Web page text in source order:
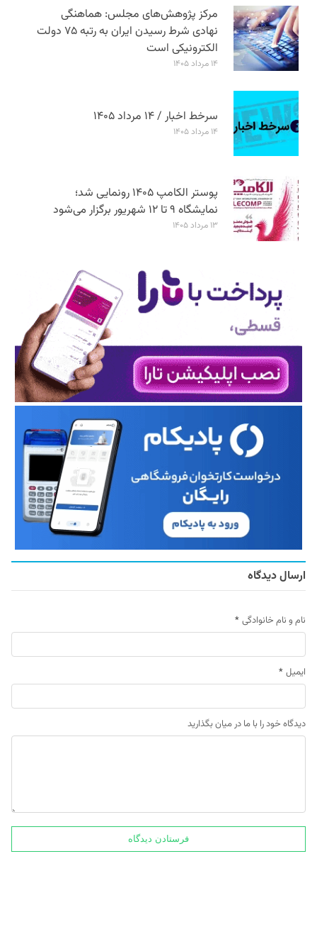
مرکز پژوهش‌های مجلس: هماهنگی
نهادی شرط رسیدن ایران به رتبه ۷۵ دولت
الکترونیکی است
۱۴ مرداد ۱۴۰۵
سرخط اخبار / ۱۴ مرداد ۱۴۰۵
۱۴ مرداد ۱۴۰۵
پوستر الکامپ ۱۴۰۵ رونمایی شد؛
نمایشگاه ۹ تا ۱۲ شهریور برگزار می‌شود
۱۳ مرداد ۱۴۰۵
ارسال دیدگاه
نام و نام خانوادگی *
ایمیل *
دیدگاه خود را با ما در میان بگذارید